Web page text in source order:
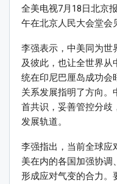
全美电视7月18日北京
午在北京人民大会堂会
李强表示，中美同为世
及彼此，也让全世界从
统在印尼巴厘岛成功会
关系发展指明了方向。
首共识，妥善管控分歧
发展轨道。
李强指出，当前全球应
美在内的各国加强协调
形成应对气变的合力。